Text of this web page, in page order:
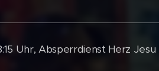
Uhr, Absperrdienst Herz Jesu